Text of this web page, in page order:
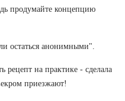
продумайте концепцию
остаться анонимными".
рецепт на практике - сделала
приезжают!